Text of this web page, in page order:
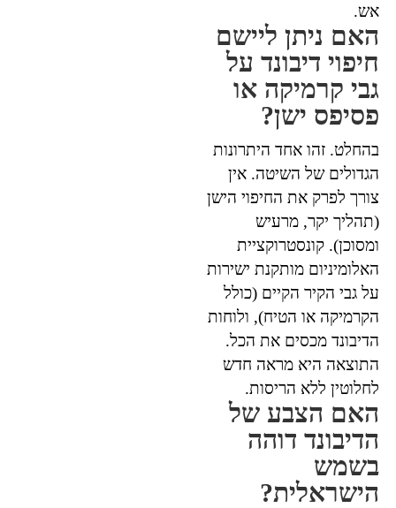
אש.
האם ניתן ליישם
חיפוי דיבונד על
גבי קרמיקה או
פסיפס ישן?
בהחלט. זהו אחד היתרונות
הגדולים של השיטה. אין
צורך לפרק את החיפוי הישן
(תהליך יקר, מרעיש
ומסוכן). קונסטרוקציית
האלומיניום מותקנת ישירות
על גבי הקיר הקיים (כולל
הקרמיקה או הטיח), ולוחות
הדיבונד מכסים את הכל.
התוצאה היא מראה חדש
לחלוטין ללא הריסות.
האם הצבע של
הדיבונד דוהה
בשמש
הישראלית?